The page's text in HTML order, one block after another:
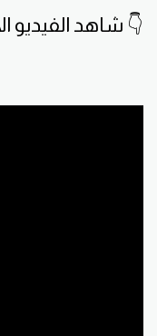
👇 شاهد الفيديو